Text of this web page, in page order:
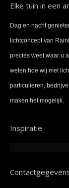
Elke tuin in een
Dag en nacht
lichtconcept van
precies weet waar u
weten hoe wij met
particulieren,
maken het mogelijk.
Inspiratie